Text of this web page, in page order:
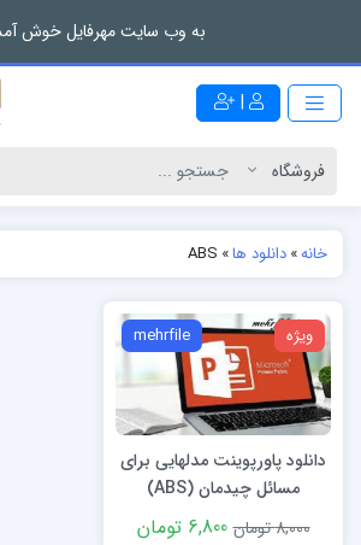
به وب سایت مهرفایل خوش
|
خانه»دانلود ها»
ABS
ویژه mehrfile
دانلود پاورپوینت مدلهایی برای
مسائل چیدمان (ABS)
8,000 تومان
6,800 تومان